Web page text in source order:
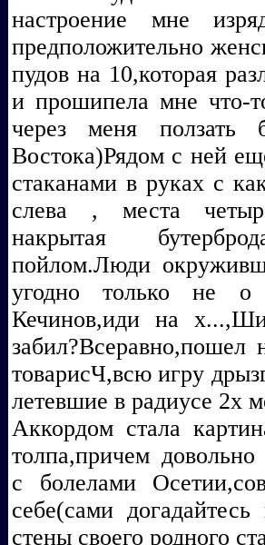
настроение мне
предположительно
пудов на 10,которая
и прошипела мне что-
через меня ползать
Востока)Рядом с ней
стаканами в руках с
слева , места
накрытая
пойлом.Люди
угодно только не о
Кечинов,иди на
забил?Всеравно,пошел
товарисЧ,всю игру
летевшие в радиусе 2х
Аккордом стала
толпа,причем
с болелами
себе(сами
стены своего родного